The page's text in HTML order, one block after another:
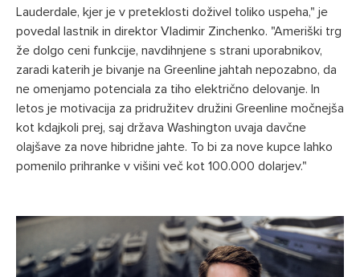
Lauderdale, kjer je v preteklosti doživel toliko uspeha," je
povedal lastnik in direktor Vladimir Zinchenko. "Ameriški trg
že dolgo ceni funkcije, navdihnjene s strani uporabnikov,
zaradi katerih je bivanje na Greenline jahtah nepozabno, da
ne omenjamo potenciala za tiho električno delovanje. In
letos je motivacija za pridružitev družini Greenline močnejša
kot kdajkoli prej, saj država Washington uvaja davčne
olajšave za nove hibridne jahte. To bi za nove kupce lahko
pomenilo prihranke v višini več kot 100.000 dolarjev."